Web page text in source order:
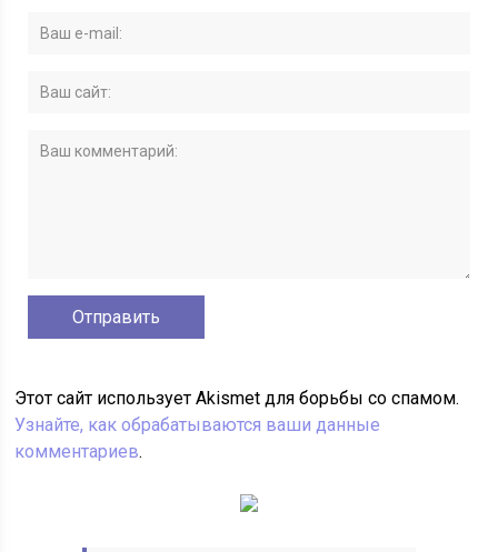
Этот сайт использует Akismet для борьбы со спамом.
Узнайте, как обрабатываются ваши данные
комментариев.